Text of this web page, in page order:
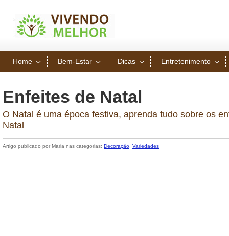
Home Bem-Estar Dicas Entretenimento
Enfeites de Natal
O Natal é uma época festiva, aprenda tudo sobre os
Natal
Artigo publicado por Maria nas categorias: Decoração Variedades